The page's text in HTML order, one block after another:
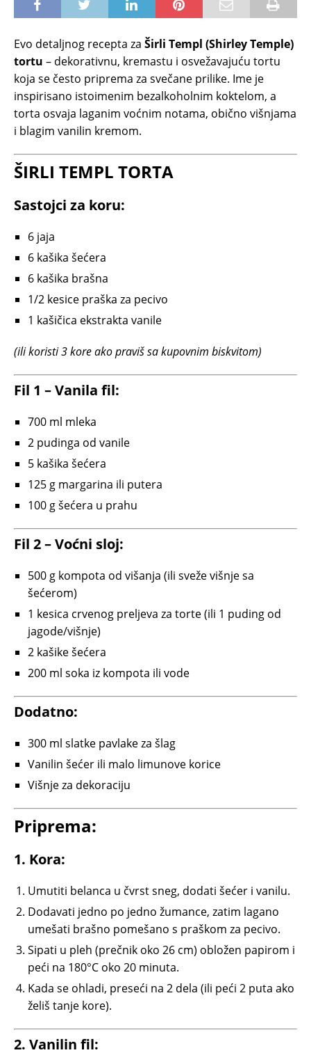
Evo detaljnog recepta za Širli Templ (Shirley Temple)
tortu – dekorativnu, kremastu i osvežavajuću tortu
koja se često priprema za svečane prilike. Ime je
inspirisano istoimenim bezalkoholnim koktelom, a
torta osvaja laganim voćnim notama, obično višnjama
i blagim vanilin kremom.
ŠIRLI TEMPL TORTA
Sastojci za koru:
6 jaja
6 kašika šećera
6 kašika brašna
1/2 kesice praška za pecivo
1 kašičica ekstrakta vanile
(ili koristi 3 kore ako praviš sa kupovnim biskvitom)
Fil 1 – Vanila fil:
700 ml mleka
2 pudinga od vanile
5 kašika šećera
125 g margarina ili putera
100 g šećera u prahu
Fil 2 – Voćni sloj:
500 g kompota od višanja (ili sveže višnje sa
šećerom)
1 kesica crvenog preljeva za torte (ili 1 puding od
jagode/višnje)
2 kašike šećera
200 ml soka iz kompota ili vode
Dodatno:
300 ml slatke pavlake za šlag
Vanilin šećer ili malo limunove korice
Višnje za dekoraciju
Priprema:
1. Kora:
Umutiti belanca u čvrst sneg, dodati šećer i vanilu.
Dodavati jedno po jedno žumance, zatim lagano
umešati brašno pomešano s praškom za pecivo.
Sipati u pleh (prečnik oko 26 cm) obložen papirom i
peći na 180°C oko 20 minuta.
Kada se ohladi, preseći na 2 dela (ili peći 2 puta ako
želiš tanje kore).
2. Vanilin fil: